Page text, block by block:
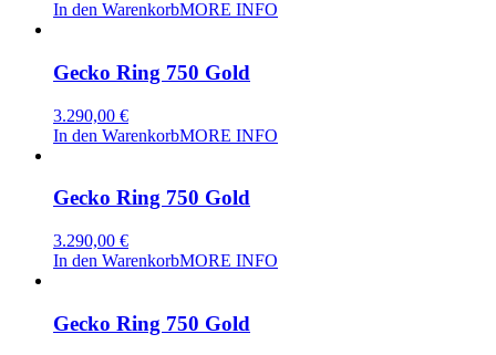
In den WarenkorbMORE INFO
Gecko Ring 750 Gold
3.290,00 €
In den WarenkorbMORE INFO
Gecko Ring 750 Gold
3.290,00 €
In den WarenkorbMORE INFO
Gecko Ring 750 Gold